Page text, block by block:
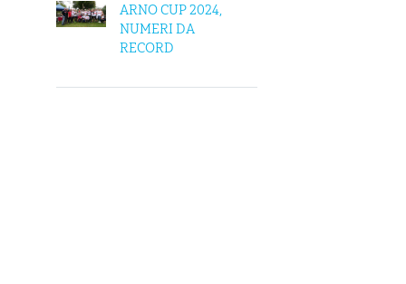
ARNO CUP 2024,
NUMERI DA
RECORD